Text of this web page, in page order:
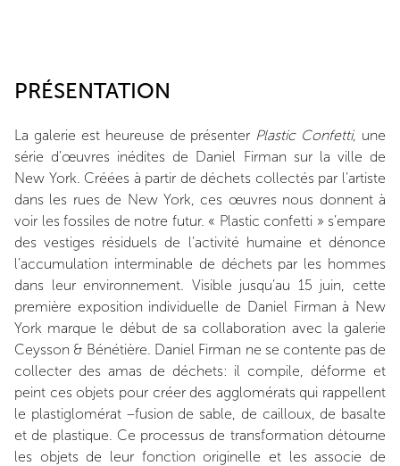
PRÉSENTATION
La galerie est heureuse de présenter Plastic Confetti, une
série d’œuvres inédites de Daniel Firman sur la ville de
New York. Créées à partir de déchets collectés par l’artiste
dans les rues de New York, ces œuvres nous donnent à
voir les fossiles de notre futur. « Plastic confetti » s’empare
des vestiges résiduels de l’activité humaine et dénonce
l’accumulation interminable de déchets par les hommes
dans leur environnement. Visible jusqu’au 15 juin, cette
première exposition individuelle de Daniel Firman à New
York marque le début de sa collaboration avec la galerie
Ceysson & Bénétière. Daniel Firman ne se contente pas de
collecter des amas de déchets: il compile, déforme et
peint ces objets pour créer des agglomérats qui rappellent
le plastiglomérat –fusion de sable, de cailloux, de basalte
et de plastique. Ce processus de transformation détourne
les objets de leur fonction originelle et les associe de